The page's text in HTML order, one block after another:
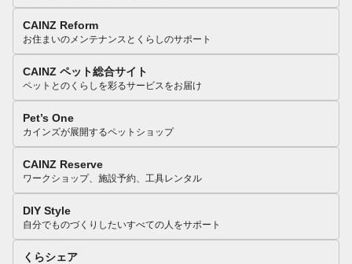
CAINZ Reform
お住まいのメンテナンスとくらしのサポート
CAINZ ペット総合サイト
ペットとのくらしを彩るサービスをお届け
Pet’s One
カインズが展開するペットショップ
CAINZ Reserve
ワークショップ、施設予約、工具レンタル
DIY Style
自分でものづくりしたいすべての人をサポート
くらシェア